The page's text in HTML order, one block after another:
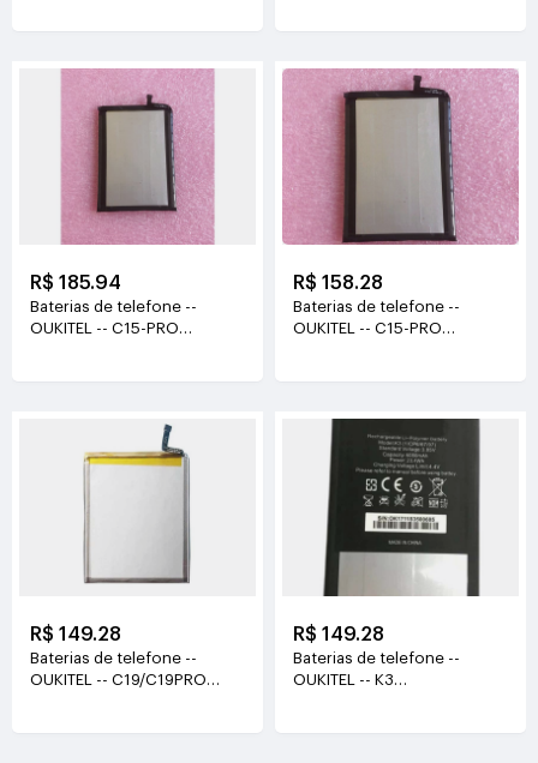
R$ 185.94
Baterias de telefone --
OUKITEL -- C15-PRO
R$ 158.28
Baterias de telefone --
OUKITEL -- C15-PRO
R$ 149.28
Baterias de telefone --
OUKITEL -- C19/C19PRO
R$ 149.28
Baterias de telefone --
OUKITEL -- K3